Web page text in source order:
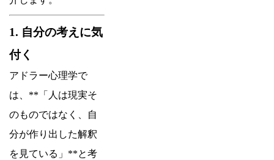
1. 自分の考えに気
付く
アドラー心理学で
は、**「人は現実そ
のものではなく、自
分が作り出した解釈
を見ている」**と考